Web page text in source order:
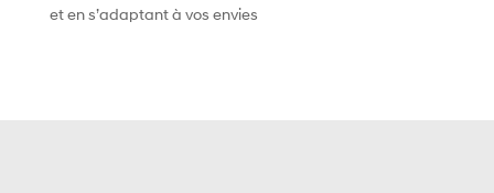
et en s’adaptant à vos envies